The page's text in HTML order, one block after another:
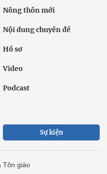
Nông thôn mới
Nội dung chuyên đề
Hồ sơ
Video
Podcast
Sự kiện
Tôn giáo